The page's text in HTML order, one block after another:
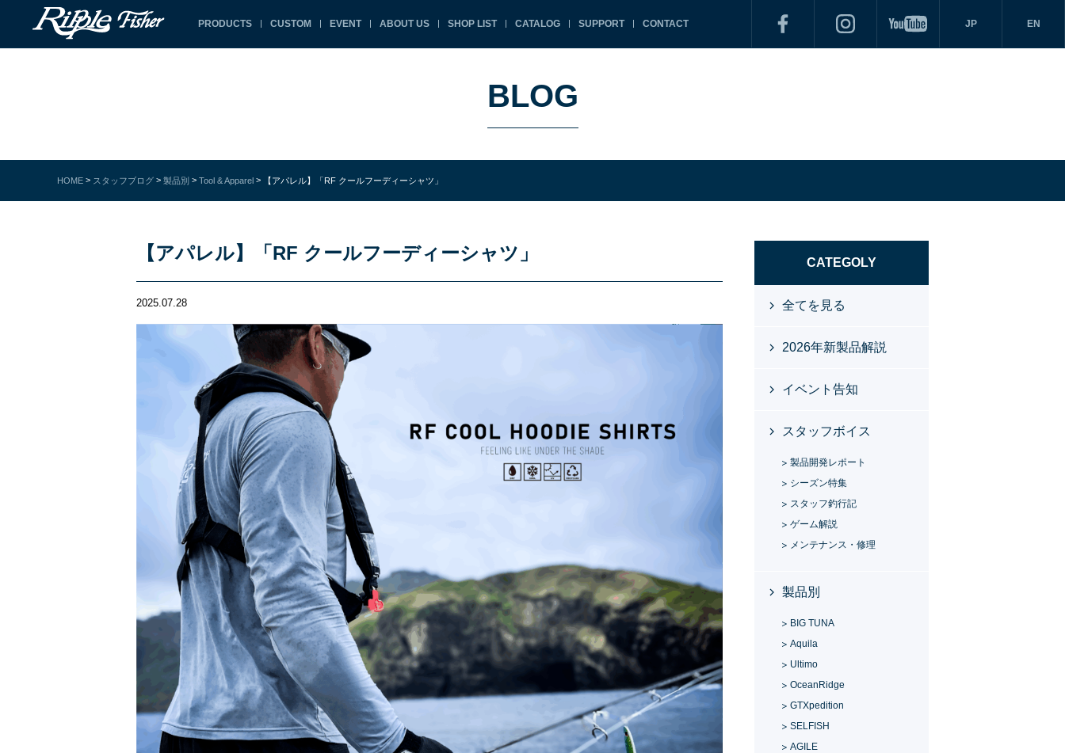
PRODUCTS CUSTOM EVENT ABOUT US SHOP LIST CATALOG SUPPORT CONTACT EN
JP
BLOG
HOME > スタッフブログ > 製品別 > Tool & Apparel > 【アパレル】「RF クールフーディーシャツ」
【アパレル】「RF クールフーディーシャツ」
2025.07.28
CATEGOLY
全てを見る
2026年新製品解説
イベント告知
スタッフボイス
製品開発レポート
シーズン特集
スタッフ釣行記
ゲーム解説
メンテナンス・修理
製品別
BIG TUNA
Aquila
Ultimo
OceanRidge
GTXpedition
SELFISH
AGILE